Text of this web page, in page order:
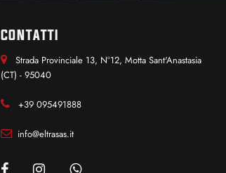
CONTATTI
Strada Provinciale 13, N°12, Motta Sant'Anastasia
(CT) - 95040
+39 095491888
info@eltrasas.it